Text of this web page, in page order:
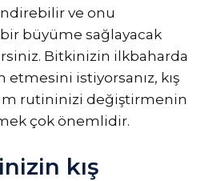
ve onu
büyüme sağlayacak
Bitkinizin ilkbaharda
istiyorsanız, kış
rutininizi değiştirmenin
çok önemlidir.
kış